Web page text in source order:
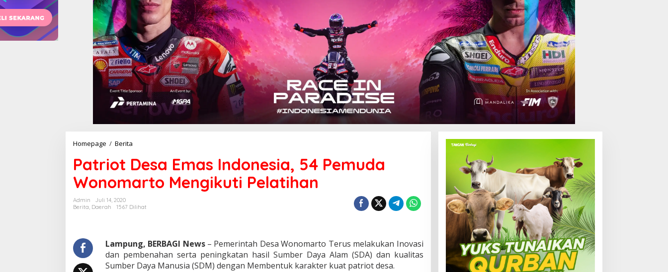
Homepage / Berita
Emas
Indonesia,
54
Pemuda
Mengikuti
Patriot Desa Emas Indonesia, 54 Pemuda
Wonomarto Mengikuti Pelatihan
Admin
Juli 14, 2020
Berita, Daerah 1567 Dilihat
Lampung, BERBAGI News– Pemerintah Desa Wonomarto Terus melakukan Inovasi
dan pembenahan serta peningkatan hasil Sumber Daya Alam (SDA) dan kualitas
Sumber Daya Manusia (SDM) dengan Membentuk karakter kuat patriot desa.